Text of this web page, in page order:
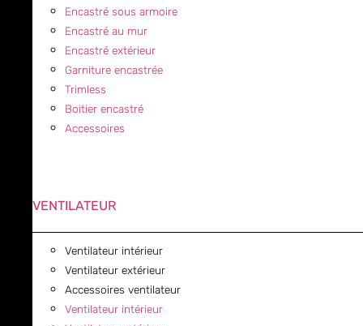
Encastré sous armoire
Encastré au mur
Encastré extérieur
Garniture encastrée
Trimless
Boitier encastré
Accessoires
VENTILATEUR
Ventilateur intérieur
Ventilateur extérieur
Accessoires ventilateur
Ventilateur intérieur